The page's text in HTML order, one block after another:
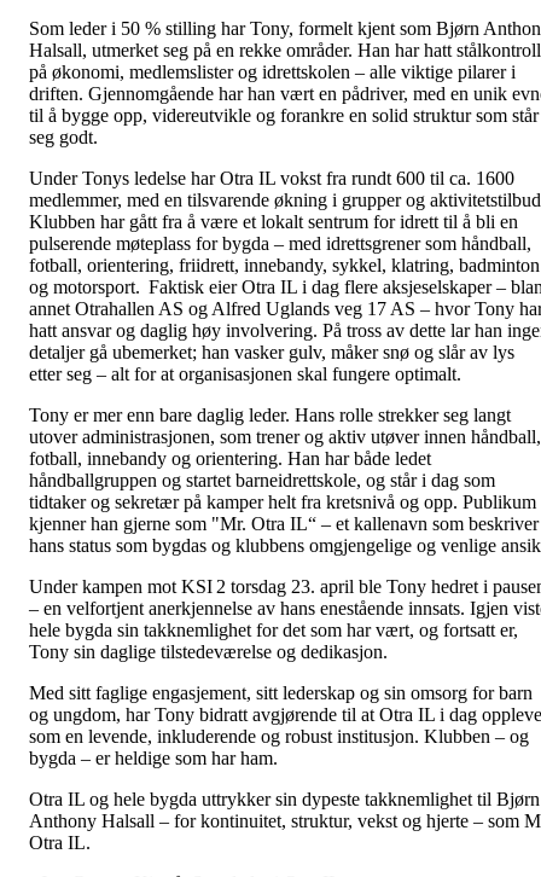
Som leder i 50 % stilling har Tony, formelt kjent som Bjørn
Halsall, utmerket seg på en rekke områder. Han har hatt stålkontroll
på økonomi, medlemslister og idrettskolen – alle viktige pilarer i
driften. Gjennomgående har han vært en pådriver, med en unik
til å bygge opp, videreutvikle og forankre en solid struktur som står
seg godt.
Under Tonys ledelse har Otra IL vokst fra rundt 600 til ca. 1600
medlemmer, med en tilsvarende økning i grupper og
Klubben har gått fra å være et lokalt sentrum for idrett til å bli en
pulserende møteplass for bygda – med idrettsgrener som håndball,
fotball, orientering, friidrett, innebandy, sykkel, klatring, badminton
og motorsport. Faktisk eier Otra IL i dag flere aksjeselskaper –
annet Otrahallen AS og Alfred Uglands veg 17 AS – hvor Tony
hatt ansvar og daglig høy involvering. På tross av dette lar han
detaljer gå ubemerket; han vasker gulv, måker snø og slår av lys
etter seg – alt for at organisasjonen skal fungere optimalt.
Tony er mer enn bare daglig leder. Hans rolle strekker seg langt
utover administrasjonen, som trener og aktiv utøver innen håndball,
fotball, innebandy og orientering. Han har både ledet
håndballgruppen og startet barneidrettskole, og står i dag som
tidtaker og sekretær på kamper helt fra kretsnivå og opp. Publikum
kjenner han gjerne som "Mr. Otra IL“ – et kallenavn som beskriver
hans status som bygdas og klubbens omgjengelige og venlige
Under kampen mot KSI 2 torsdag 23. april ble Tony hedret i
– en velfortjent anerkjennelse av hans enestående innsats. Igjen
hele bygda sin takknemlighet for det som har vært, og fortsatt er,
Tony sin daglige tilstedeværelse og dedikasjon.
Med sitt faglige engasjement, sitt lederskap og sin omsorg for barn
og ungdom, har Tony bidratt avgjørende til at Otra IL i dag
som en levende, inkluderende og robust institusjon. Klubben – og
bygda – er heldige som har ham.
Otra IL og hele bygda uttrykker sin dypeste takknemlighet til Bjørn
Anthony Halsall – for kontinuitet, struktur, vekst og hjerte – som
Otra IL.